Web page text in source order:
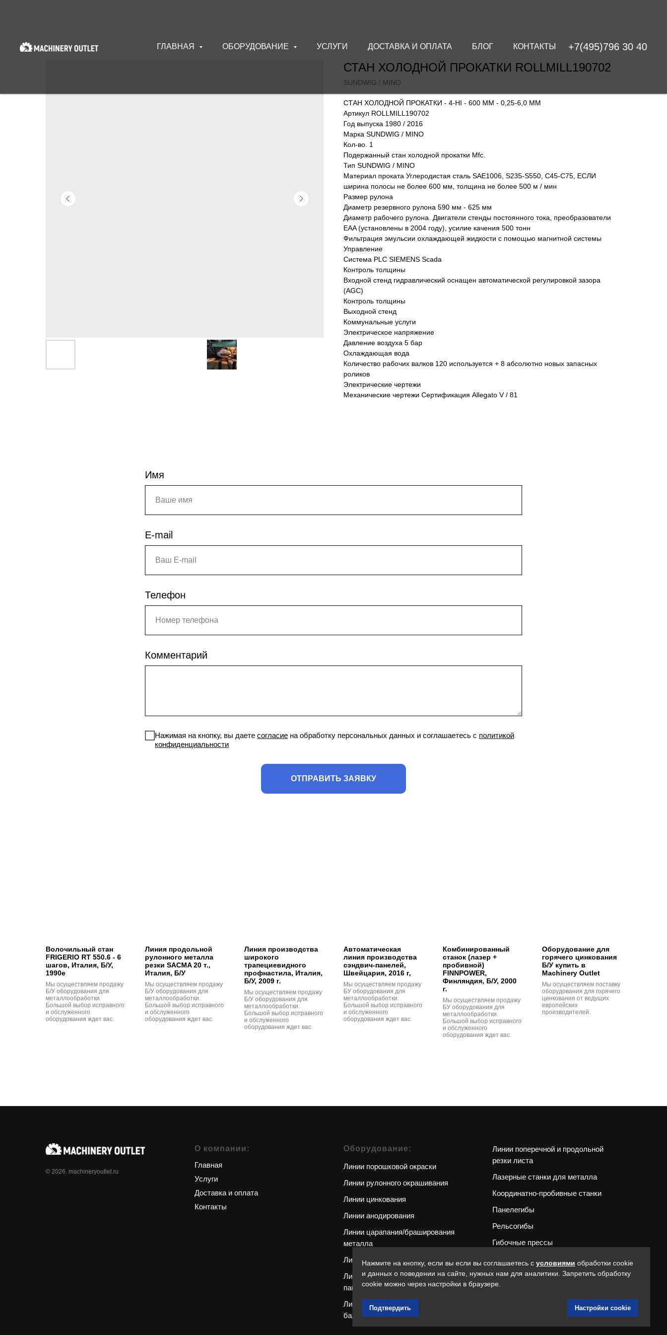
ГЛАВНАЯ ОБОРУДОВАНИЕ УСЛУГИ ДОСТАВКА И ОПЛАТА БЛОГ КОНТАКТЫ +7(495)796 30 40
СТАН ХОЛОДНОЙ ПРОКАТКИ ROLLMILL190702
SUNDWIG / MINO
СТАН ХОЛОДНОЙ ПРОКАТКИ - 4-HI - 600 ММ - 0,25-6,0 ММ
Артикул ROLLMILL190702
Год выпуска 1980 / 2016
Марка SUNDWIG / MINO
Кол-во. 1
Подержанный стан холодной прокатки Mfc.
Тип SUNDWIG / MINO
Материал проката Углеродистая сталь SAE1006, S235-S550, C45-C75, ЕСЛИ
ширина полосы не более 600 мм, толщина не более 500 м / мин
Размер рулона
Диаметр резервного рулона 590 мм - 625 мм
Диаметр рабочего рулона. Двигатели стенды постоянного тока, преобразователи
EAA (установлены в 2004 году), усилие качения 500 тонн
Фильтрация эмульсии охлаждающей жидкости с помощью магнитной системы
Управление
Система PLC SIEMENS Scada
Контроль толщины
Входной стенд гидравлический оснащен автоматической регулировкой зазора
(AGC)
Контроль толщины
Выходной стенд
Коммунальные услуги
Электрическое напряжение
Давление воздуха 5 бар
Охлаждающая вода
Количество рабочих валков 120 используется + 8 абсолютно новых запасных
роликов
Электрические чертежи
Механические чертежи Сертификация Allegato V / 81
Нажмите на кнопку, если вы если вы соглашаетесь с условиями обработки cookie
и данных о поведении на сайте, нужных нам для аналитики. Запретить обработку
cookie можно через настройки в браузере.
Подтвердить Настройки cookie
Имя
E-mail
Телефон
Комментарий
Нажимая на кнопку, вы даете согласие на обработку персональных данных и соглашаетесь c политикой
конфиденциальности
ОТПРАВИТЬ ЗАЯВКУ
Волочильный стан
FRIGERIO RT 550.6 - 6
шагов, Италия, Б/У,
1990е
Мы осуществляем продажу
Б/У оборудования для
металлообработки.
Большой выбор исправного
и обслуженного
оборудования ждет вас.
Линия продольной
рулонного металла
резки SACMA 20 т.,
Италия, Б/У
Мы осуществляем продажу
Б/У оборудования для
металлообработки.
Большой выбор исправного
и обслуженного
оборудования ждет вас.
Линия производства
широкого
трапециевидного
профнастила, Италия,
Б/У, 2009 г.
Мы осуществляем продажу
Б/У оборудования для
металлообработки.
Большой выбор исправного
и обслуженного
оборудования ждет вас.
Автоматическая
линия производства
сэндвич-панелей,
Швейцария, 2016 г,
Мы осуществляем продажу
БУ оборудования для
металлообработки.
Большой выбор исправного
и обслуженного
оборудования ждет вас.
Комбинированный
станок (лазер +
пробивной)
FINNPOWER,
Финляндия, Б/У, 2000
г.
Мы осуществляем продажу
БУ оборудования для
металлообработки.
Большой выбор исправного
и обслуженного
оборудования ждет вас.
Оборудование для
горячего цинкования
Б/У купить в
Machinery Outlet
Мы осуществляем поставку
оборудования для горячего
цинкования от ведущих
европейских
производителей.
© 2026. machineryoutlet.ru
О компании:
Главная
Услуги
Доставка и оплата
Контакты
Оборудование:
Линии порошковой окраски
Линии рулонного окрашивания
Линии цинкования
Линии анодирования
Линии царапания/браширования
металла
Линии профилирования
Линии производства сэндвич-
панелей
Линии резки и пробивки стальных
балок и плит
Линии поперечной и продольной
резки листа
Лазерные станки для металла
Координатно-пробивные станки
Панелегибы
Рельсогибы
Гибочные прессы
Волочильные станы
Запасные части и комплектующие